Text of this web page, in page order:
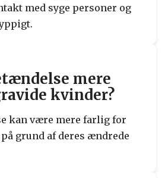
med syge personer og
mere
kvinder?
kan være mere farlig for
grund af deres ændrede